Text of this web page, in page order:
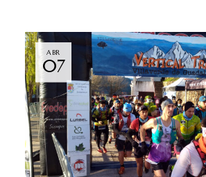
ABR
07